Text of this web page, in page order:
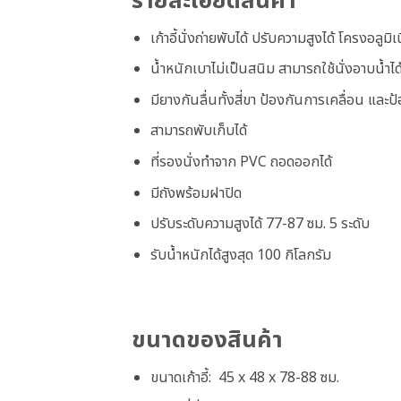
เก้าอี้นั่งถ่ายพับได้ ปรับความสูงได้ โครงอลูมิ
น้ำหนักเบาไม่เป็นสนิม สามารถใช้นั่งอาบน้ำไ
มียางกันลื่นทั้งสี่ขา ป้องกันการเคลื่อน และป้
สามารถพับเก็บได้
ที่รองนั่งทำจาก PVC ถอดออกได้
มีถังพร้อมฝาปิด
ปรับระดับความสูงได้ 77-87 ซม. 5 ระดับ
รับน้ำหนักได้สูงสุด 100 กิโลกรัม
ขนาดของสินค้า
ขนาดเก้าอี้: 45 x 48 x 78-88 ซม.